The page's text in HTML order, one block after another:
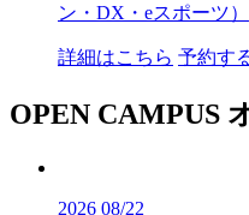
ン・DX・eスポーツ）
詳細はこちら 予約す
OPEN CAMPUS
2026 08/22